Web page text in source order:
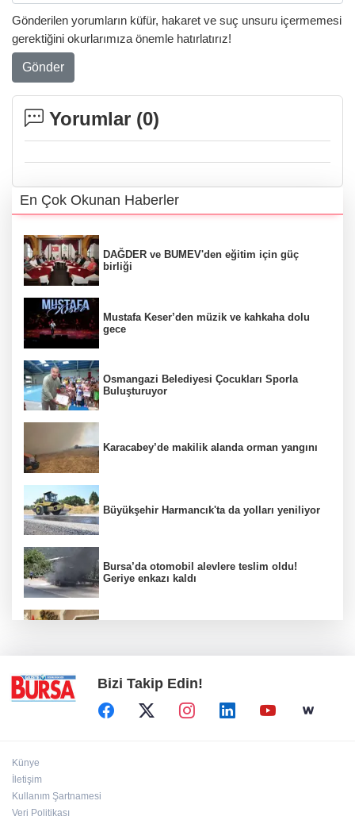
Gönderilen yorumların küfür, hakaret ve suç unsuru içermemesi
gerektiğini okurlarımıza önemle hatırlatırız!
Gönder
Yorumlar (0)
En Çok Okunan Haberler
DAĞDER ve BUMEV'den eğitim için güç
birliği
Mustafa Keser’den müzik ve kahkaha dolu
gece
Osmangazi Belediyesi Çocukları Sporla
Buluşturuyor
Karacabey’de makilik alanda orman yangını
Büyükşehir Harmancık'ta da yolları yeniliyor
Bursa’da otomobil alevlere teslim oldu!
Geriye enkazı kaldı
Bizi Takip Edin!
Künye
İletişim
Kullanım Şartnamesi
Veri Politikası